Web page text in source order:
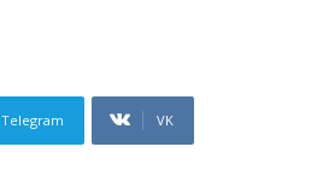
Telegram VK